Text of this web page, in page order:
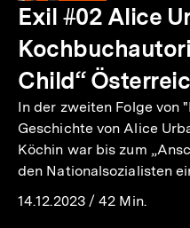
Exil #02 Alice
Child“
In der zweiten Folge von
Geschichte von Alice
Köchin war bis zum
den Nationalsozialisten
14.12.2023/42 Min.